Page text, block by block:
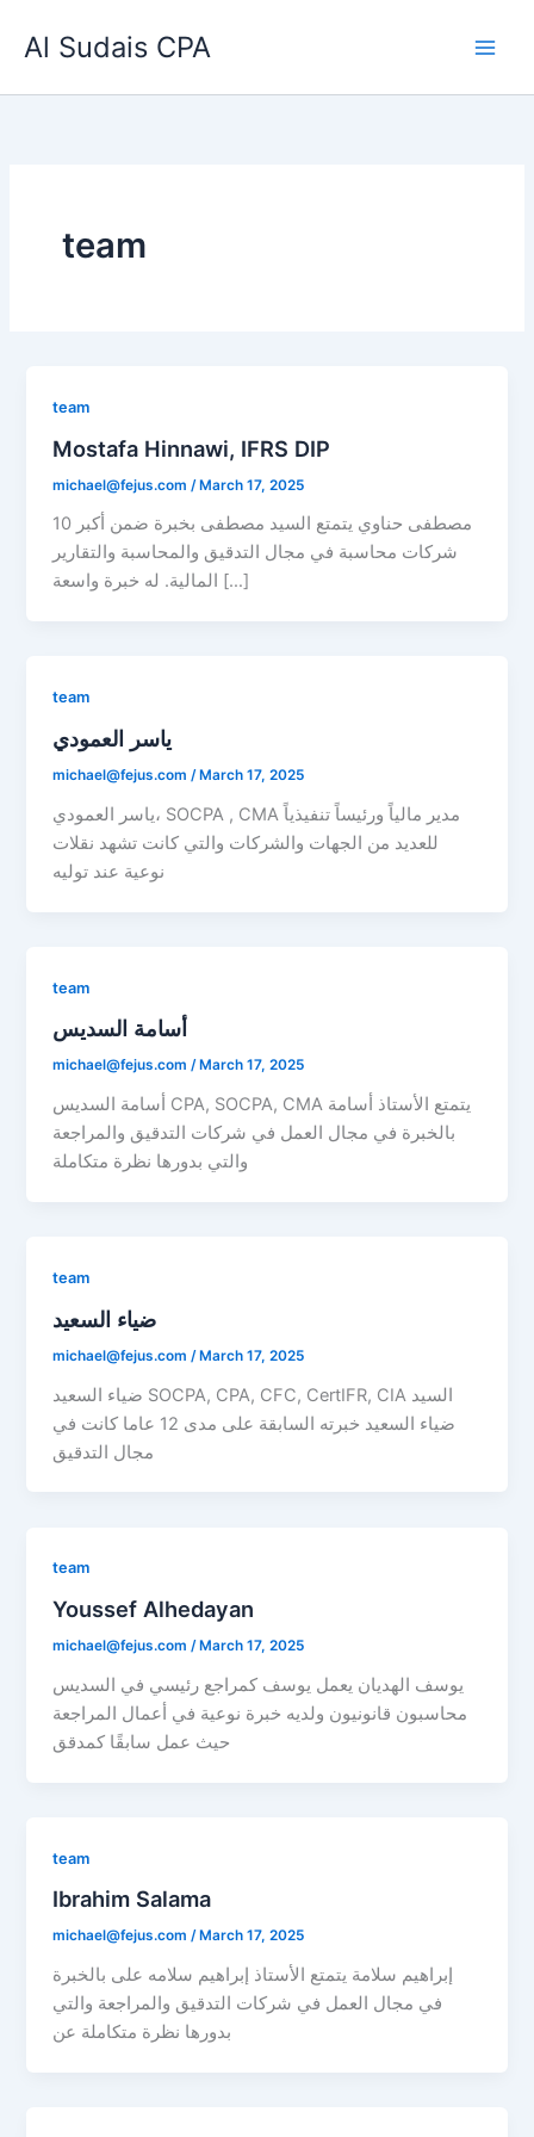
Al Sudais CPA
team
team
Mostafa Hinnawi, IFRS DIP
michael@fejus.com /March 17, 2025
مصطفى حناوي يتمتع السيد مصطفى بخبرة ضمن أكبر 10
شركات محاسبة في مجال التدقيق والمحاسبة والتقارير
المالية. له خبرة واسعة […]
team
ياسر العمودي
michael@fejus.com/ March 17, 2025
ياسر العمودي، SOCPA , CMA مدير مالياً ورئيساً تنفيذياً
للعديد من الجهات والشركات والتي كانت تشهد نقلات
نوعية عند توليه
team
أسامة السديس
michael@fejus.com/ March 17, 2025
أسامة السديس CPA, SOCPA, CMA يتمتع الأستاذ أسامة
بالخبرة في مجال العمل في شركات التدقيق والمراجعة
والتي بدورها نظرة متكاملة
team
ضياء السعيد
michael@fejus.com /March 17, 2025
ضياء السعيد SOCPA, CPA, CFC, CertIFR, CIA السيد
ضياء السعيد خبرته السابقة على مدى 12 عاما كانت في
مجال التدقيق
team
Youssef Alhedayan
michael@fejus.com/ March 17, 2025
يوسف الهديان يعمل يوسف كمراجع رئيسي في السديس
محاسبون قانونيون ولديه خبرة نوعية في أعمال المراجعة
حيث عمل سابقًا كمدقق
team
Ibrahim Salama
michael@fejus.com/ March 17, 2025
إبراهيم سلامة يتمتع الأستاذ إبراهيم سلامه على بالخبرة
في مجال العمل في شركات التدقيق والمراجعة والتي
بدورها نظرة متكاملة عن